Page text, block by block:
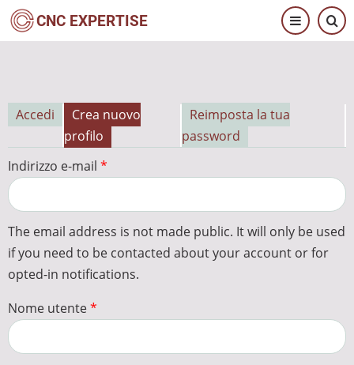
Salta
CNC EXPERTISE
Schede
primarie
Accedi
Crea nuovo
profilo
Reimposta la tua
password
Indirizzo e-mail
The email address is not made public. It will only be used
if you need to be contacted about your account or for
opted-in notifications.
Nome utente